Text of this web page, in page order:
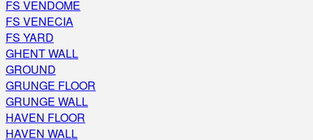
FS VENDOME
FS VENECIA
FS YARD
GHENT WALL
GROUND
GRUNGE FLOOR
GRUNGE WALL
HAVEN FLOOR
HAVEN WALL